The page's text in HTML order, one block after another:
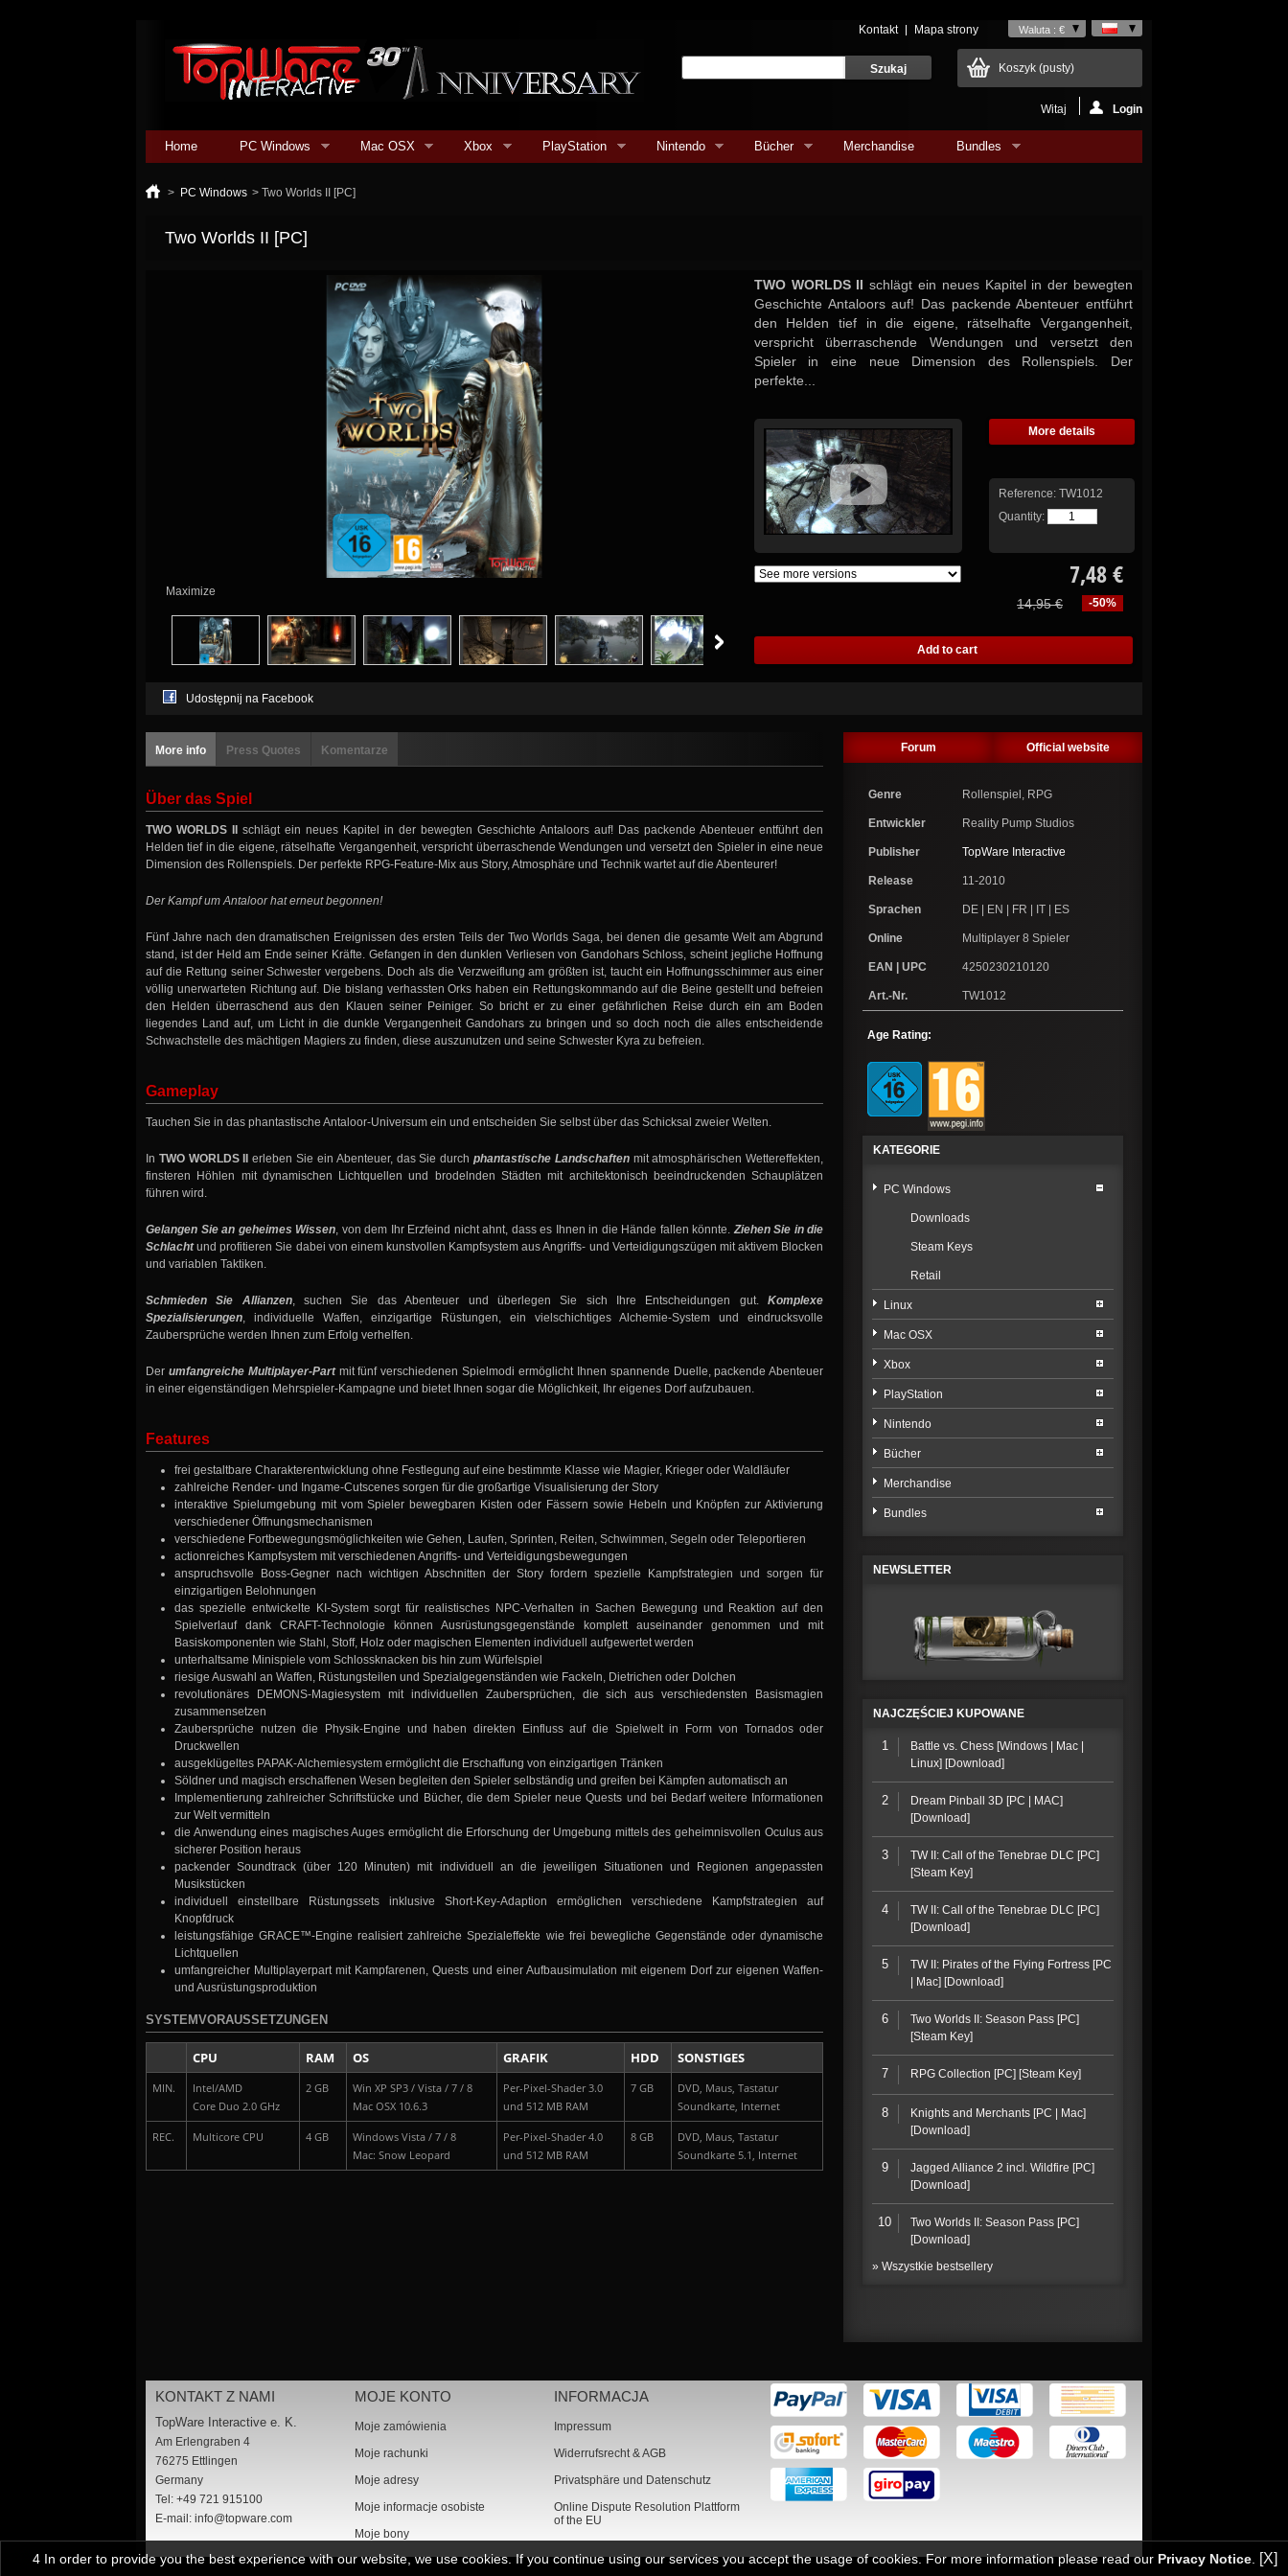
Waluta : €
Kontakt Mapa strony
Koszyk (pusty)
Witaj Login
Home PC Windows Mac OSX Xbox PlayStation Nintendo Bücher Merchandise Bundles
> PC Windows > Two Worlds II [PC]
Two Worlds II [PC]
Maximize
TWO WORLDS II schlägt ein neues Kapitel in der bewegten
Geschichte Antaloors auf! Das packende Abenteuer entführt
den Helden tief in die eigene, rätselhafte Vergangenheit,
verspricht überraschende Wendungen und versetzt den
Spieler in eine neue Dimension des Rollenspiels. Der
perfekte...
More details
Reference: TW1012
Quantity:
7,48 €
-50%
14,95 €
Udostępnij na Facebook
More info Press Quotes Komentarze
Über das Spiel
TWO WORLDS II
schlägt ein neues Kapitel in der bewegten Geschichte Antaloors auf! Das packende Abenteuer entführt den
Helden tief in die eigene, rätselhafte Vergangenheit, verspricht überraschende Wendungen und versetzt den Spieler in eine neue
Dimension des Rollenspiels. Der perfekte RPG-Feature-Mix aus Story, Atmosphäre und Technik wartet auf die Abenteurer!
Der Kampf um Antaloor hat erneut begonnen!
Fünf Jahre nach den dramatischen Ereignissen des ersten Teils der Two Worlds Saga, bei denen die gesamte Welt am Abgrund
stand, ist der Held am Ende seiner Kräfte. Gefangen in den dunklen Verliesen von Gandohars Schloss, scheint jegliche Hoffnung
auf die Rettung seiner Schwester vergebens. Doch als die Verzweiflung am größten ist, taucht ein Hoffnungsschimmer aus einer
völlig unerwarteten Richtung auf. Die bislang verhassten Orks haben ein Rettungskommando auf die Beine gestellt und befreien
den Helden überraschend aus den Klauen seiner Peiniger. So bricht er zu einer gefährlichen Reise durch ein am Boden
liegendes Land auf, um Licht in die dunkle Vergangenheit Gandohars zu bringen und so doch noch die alles entscheidende
Schwachstelle des mächtigen Magiers zu finden, diese auszunutzen und seine Schwester Kyra zu befreien.
Gameplay
Tauchen Sie in das phantastische Antaloor-Universum ein und entscheiden Sie selbst über das Schicksal zweier Welten.
In TWO WORLDS II erleben Sie ein Abenteuer, das Sie durch phantastische Landschaftenmit atmosphärischen Wettereffekten,
finsteren Höhlen mit dynamischen Lichtquellen und brodelnden Städten mit architektonisch beeindruckenden Schauplätzen
führen wird.
Gelangen Sie an geheimes Wissen, von dem Ihr Erzfeind nicht ahnt, dass es Ihnen in die Hände fallen könnte.Ziehen Sie in die
Schlachtund profitieren Sie dabei von einem kunstvollen Kampfsystem aus Angriffs- und Verteidigungszügen mit aktivem Blocken
und variablen Taktiken.
Schmieden Sie Allianzen, suchen Sie das Abenteuer und überlegen Sie sich Ihre Entscheidungen gut.Komplexe
Spezialisierungen, individuelle Waffen, einzigartige Rüstungen, ein vielschichtiges Alchemie-System und eindrucksvolle
Zaubersprüche werden Ihnen zum Erfolg verhelfen.
Der umfangreiche Multiplayer-Partmit fünf verschiedenen Spielmodi ermöglicht Ihnen spannende Duelle, packende Abenteuer
in einer eigenständigen Mehrspieler-Kampagne und bietet Ihnen sogar die Möglichkeit, Ihr eigenes Dorf aufzubauen.
Features
frei gestaltbare Charakterentwicklung ohne Festlegung auf eine bestimmte Klasse wie Magier, Krieger oder Waldläufer
zahlreiche Render- und Ingame-Cutscenes sorgen für die großartige Visualisierung der Story
interaktive Spielumgebung mit vom Spieler bewegbaren Kisten oder Fässern sowie Hebeln und Knöpfen zur Aktivierung
verschiedener Öffnungsmechanismen
verschiedene Fortbewegungsmöglichkeiten wie Gehen, Laufen, Sprinten, Reiten, Schwimmen, Segeln oder Teleportieren
actionreiches Kampfsystem mit verschiedenen Angriffs- und Verteidigungsbewegungen
anspruchsvolle Boss-Gegner nach wichtigen Abschnitten der Story fordern spezielle Kampfstrategien und sorgen für
einzigartigen Belohnungen
das spezielle entwickelte KI-System sorgt für realistisches NPC-Verhalten in Sachen Bewegung und Reaktion auf den
Spielverlauf dank CRAFT-Technologie können Ausrüstungsgegenstände komplett auseinander genommen und mit
Basiskomponenten wie Stahl, Stoff, Holz oder magischen Elementen individuell aufgewertet werden
unterhaltsame Minispiele vom Schlossknacken bis hin zum Würfelspiel
riesige Auswahl an Waffen, Rüstungsteilen und Spezialgegenständen wie Fackeln, Dietrichen oder Dolchen
revolutionäres DEMONS-Magiesystem mit individuellen Zaubersprüchen, die sich aus verschiedensten Basismagien
zusammensetzen
Zaubersprüche nutzen die Physik-Engine und haben direkten Einfluss auf die Spielwelt in Form von Tornados oder
Druckwellen
ausgeklügeltes PAPAK-Alchemiesystem ermöglicht die Erschaffung von einzigartigen Tränken
Söldner und magisch erschaffenen Wesen begleiten den Spieler selbständig und greifen bei Kämpfen automatisch an
Implementierung zahlreicher Schriftstücke und Bücher, die dem Spieler neue Quests und bei Bedarf weitere Informationen
zur Welt vermitteln
die Anwendung eines magisches Auges ermöglicht die Erforschung der Umgebung mittels des geheimnisvollen Oculus aus
sicherer Position heraus
packender Soundtrack (über 120 Minuten) mit individuell an die jeweiligen Situationen und Regionen angepassten
Musikstücken
individuell einstellbare Rüstungssets inklusive Short-Key-Adaption ermöglichen verschiedene Kampfstrategien auf
Knopfdruck
leistungsfähige GRACE™-Engine realisiert zahlreiche Spezialeffekte wie frei bewegliche Gegenstände oder dynamische
Lichtquellen
umfangreicher Multiplayerpart mit Kampfarenen, Quests und einer Aufbausimulation mit eigenem Dorf zur eigenen Waffen-
und Ausrüstungsproduktion
SYSTEMVORAUSSETZUNGEN
CPU RAM OS GRAFIK HDD SONSTIGES
MIN.
Intel/AMD
Core Duo 2.0 GHz
2 GB
Win XP SP3 / Vista / 7 / 8
Mac OSX 10.6.3
Per-Pixel-Shader 3.0
und 512 MB RAM
7 GB
DVD, Maus, Tastatur
Soundkarte, Internet
REC. Multicore CPU 4 GB
Windows Vista / 7 / 8
Mac: Snow Leopard
Per-Pixel-Shader 4.0
und 512 MB RAM
8 GB
DVD, Maus, Tastatur
Soundkarte 5.1, Internet
Forum Official website
Genre Rollenspiel, RPG
Entwickler Reality Pump Studios
Publisher TopWare Interactive
Release 11-2010
Sprachen DE | EN | FR | IT | ES
Online Multiplayer 8 Spieler
EAN | UPC 4250230210120
Art.-Nr. TW1012
Age Rating:
KATEGORIE
PC Windows
Downloads
Steam Keys
Retail
Linux
Mac OSX
Xbox
PlayStation
Nintendo
Bücher
Merchandise
Bundles
NEWSLETTER
NAJCZĘŚCIEJ KUPOWANE
1
Battle vs. Chess [Windows | Mac |
Linux] [Download]
2
Dream Pinball 3D [PC | MAC]
[Download]
3
TW II: Call of the Tenebrae DLC [PC]
[Steam Key]
4
TW II: Call of the Tenebrae DLC [PC]
[Download]
5
TW II: Pirates of the Flying Fortress [PC
| Mac] [Download]
6
Two Worlds II: Season Pass [PC]
[Steam Key]
7 RPG Collection [PC] [Steam Key]
8
Knights and Merchants [PC | Mac]
[Download]
9
Jagged Alliance 2 incl. Wildfire [PC]
[Download]
10
Two Worlds II: Season Pass [PC]
[Download]
» Wszystkie bestsellery
KONTAKT Z NAMI
TopWare Interactive e. K.
Am Erlengraben 4
76275 Ettlingen
Germany
Tel: +49 721 915100
E-mail:info@topware.com
MOJE KONTO
Moje zamówienia
Moje rachunki
Moje adresy
Moje informacje osobiste
Moje bony
INFORMACJA
Impressum
Widerrufsrecht & AGB
Privatsphäre und Datenschutz
Online Dispute Resolution Plattform
of the EU
4 In order to provide you the best experience with our website, we use cookies. If you continue using our services you accept the usage of cookies. For more information please read our Privacy Notice. [X]